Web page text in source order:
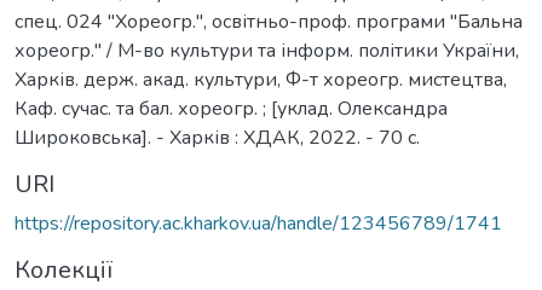
спец. 024 "Хореогр.", освітньо-проф. програми "Бальна
хореогр." / М-во культури та інформ. політики України,
Харків. держ. акад. культури, Ф-т хореогр. мистецтва,
Каф. сучас. та бал. хореогр. ; [уклад. Олександра
Широковська]. - Харків : ХДАК, 2022. - 70 с.
URI
https://repository.ac.kharkov.ua/handle/123456789/1741
Колекції